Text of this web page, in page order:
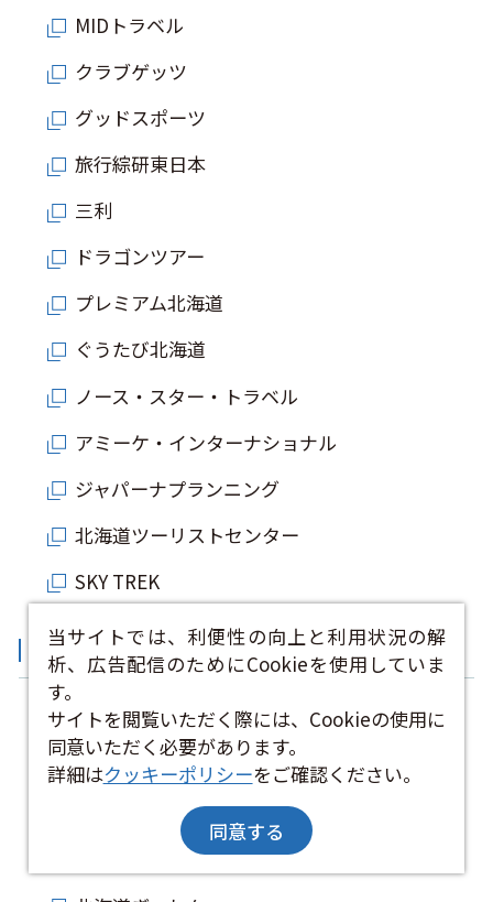
MIDトラベル
クラブゲッツ
グッドスポーツ
旅行綜研東日本
三利
ドラゴンツアー
プレミアム北海道
ぐうたび北海道
ノース・スター・トラベル
アミーケ・インターナショナル
ジャパーナプランニング
北海道ツーリストセンター
SKY TREK
その他団体、関連情報
ニセコプロモーションボード
大雪山ツアーズ
大雪カムイミンタラDMO
デスティネーション十勝
当サイトでは、利便性の向上と利用状況の解
析、広告配信のためにCookieを使用していま
す。
サイトを閲覧いただく際には、Cookieの使用に
同意いただく必要があります。
詳細はクッキーポリシーをご確認ください。
同意する